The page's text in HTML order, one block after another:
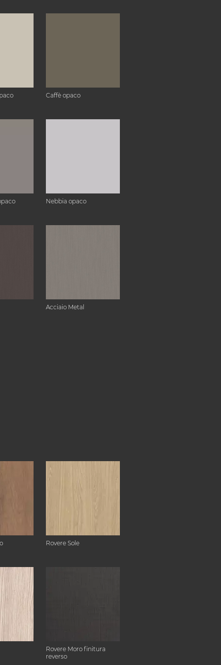
Caffè opaco
Nebbia opaco
Acciaio Metal
Rovere Sole
Rovere Moro finitura
reverso